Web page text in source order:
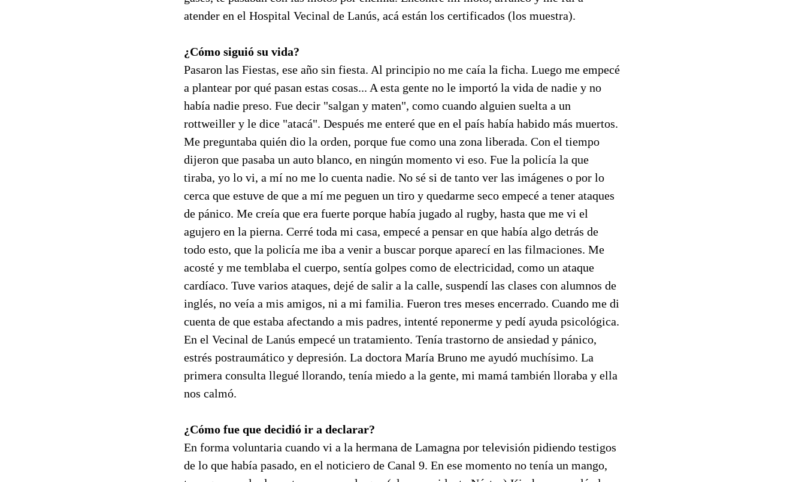
atender en el Hospital Vecinal de Lanús, acá están los certificados (los muestra).
¿Cómo siguió su vida?
Pasaron las Fiestas, ese año sin fiesta. Al principio no me caía la ficha. Luego me empecé
a plantear por qué pasan estas cosas... A esta gente no le importó la vida de nadie y no
había nadie preso. Fue decir "salgan y maten", como cuando alguien suelta a un
rottweiller y le dice "atacá". Después me enteré que en el país había habido más muertos.
Me preguntaba quién dio la orden, porque fue como una zona liberada. Con el tiempo
dijeron que pasaba un auto blanco, en ningún momento vi eso. Fue la policía la que
tiraba, yo lo vi, a mí no me lo cuenta nadie. No sé si de tanto ver las imágenes o por lo
cerca que estuve de que a mí me peguen un tiro y quedarme seco empecé a tener ataques
de pánico. Me creía que era fuerte porque había jugado al rugby, hasta que me vi el
agujero en la pierna. Cerré toda mi casa, empecé a pensar en que había algo detrás de
todo esto, que la policía me iba a venir a buscar porque aparecí en las filmaciones. Me
acosté y me temblaba el cuerpo, sentía golpes como de electricidad, como un ataque
cardíaco. Tuve varios ataques, dejé de salir a la calle, suspendí las clases con alumnos de
inglés, no veía a mis amigos, ni a mi familia. Fueron tres meses encerrado. Cuando me di
cuenta de que estaba afectando a mis padres, intenté reponerme y pedí ayuda psicológica.
En el Vecinal de Lanús empecé un tratamiento. Tenía trastorno de ansiedad y pánico,
estrés postraumático y depresión. La doctora María Bruno me ayudó muchísimo. La
primera consulta llegué llorando, tenía miedo a la gente, mi mamá también lloraba y ella
nos calmó.
¿Cómo fue que decidió ir a declarar?
En forma voluntaria cuando vi a la hermana de Lamagna por televisión pidiendo testigos
de lo que había pasado, en el noticiero de Canal 9. En ese momento no tenía un mango,